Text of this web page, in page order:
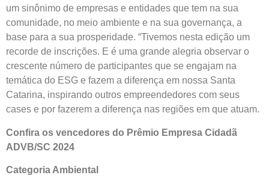
um sinônimo de empresas e entidades que tem na sua
comunidade, no meio ambiente e na sua governança, a
base para a sua prosperidade. “Tivemos nesta edição um
recorde de inscrições. E é uma grande alegria observar o
crescente número de participantes que se engajam na
temática do ESG e fazem a diferença em nossa Santa
Catarina, inspirando outros empreendedores com seus
cases e por fazerem a diferença nas regiões em que atuam.
Confira os vencedores do Prêmio Empresa Cidadã
ADVB/SC 2024
Categoria Ambiental